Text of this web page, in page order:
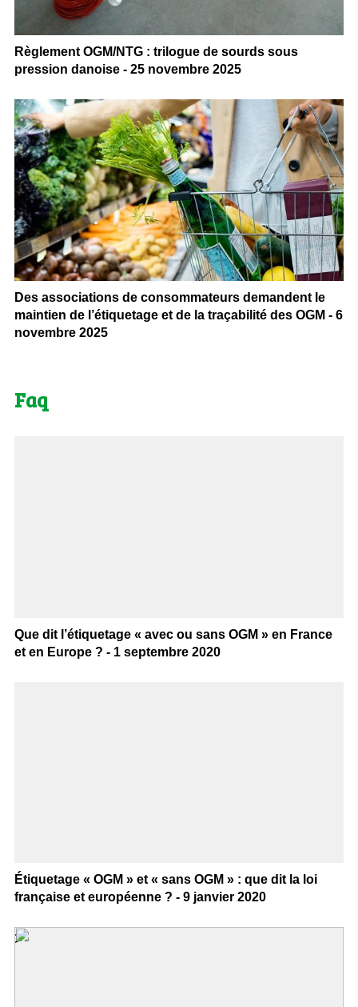
Règlement OGM/NTG : trilogue de sourds sous
pression danoise - 25 novembre 2025
Des associations de consommateurs demandent le
maintien de l’étiquetage et de la traçabilité des OGM - 6
novembre 2025
Faq
Que dit l’étiquetage « avec ou sans OGM » en France
et en Europe ? - 1 septembre 2020
Étiquetage « OGM » et « sans OGM » : que dit la loi
française et européenne ? - 9 janvier 2020
>